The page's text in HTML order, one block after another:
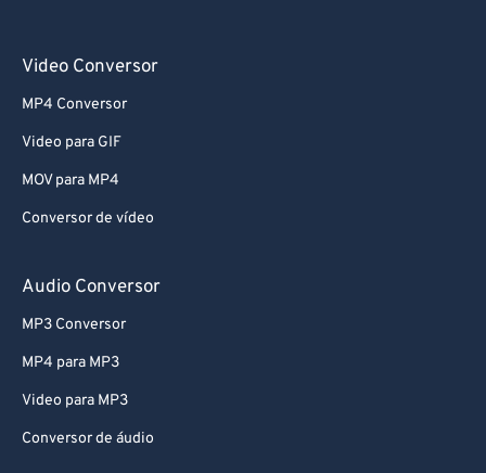
Video Conversor
MP4 Conversor
Video para GIF
MOV para MP4
Conversor de vídeo
Audio Conversor
MP3 Conversor
MP4 para MP3
Video para MP3
Conversor de áudio